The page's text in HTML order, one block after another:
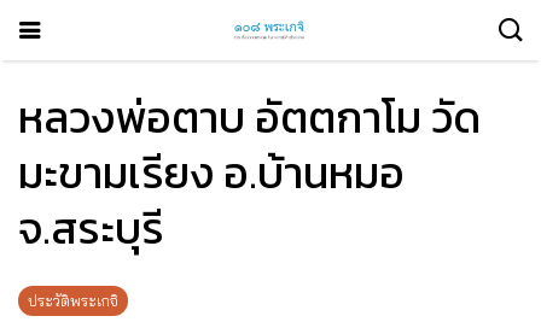
หลวงพ่อตาบ อัตตกาโม วัด
มะขามเรียง อ.บ้านหมอ
จ.สระบุรี
ประวัติพระเกจิ